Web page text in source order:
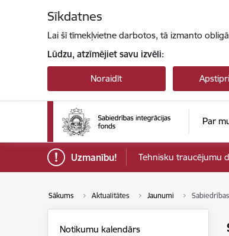
Sīkdatnes
Lai šī tīmekļvietne darbotos, tā izmanto
Lūdzu, atzīmējiet savu izvēli:
Noraidīt
Par
Uzmanību! Tehnisku traucējumu
Sākums Aktualitātes Jaunumi
Notikumu kalendārs